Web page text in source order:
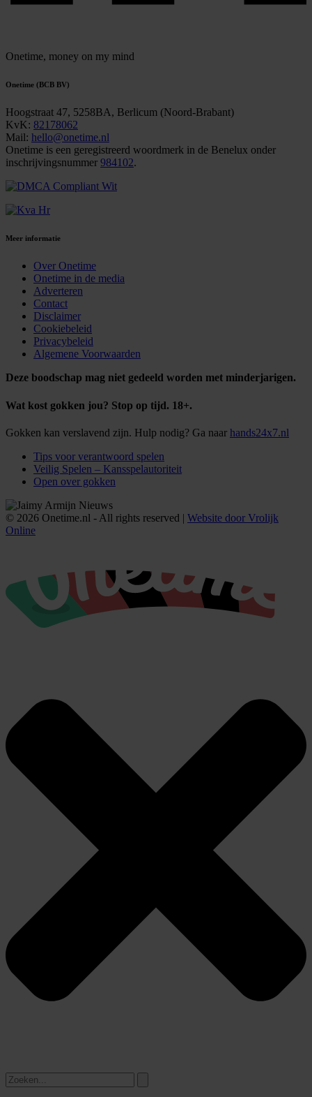
Onetime, money on my mind
Onetime (BCB BV)
Hoogstraat 47, 5258BA, Berlicum (Noord-Brabant)
KvK: 82178062
Mail: hello@onetime.nl
Onetime is een geregistreerd woordmerk in de Benelux onder
inschrijvingsnummer 984102.
Meer informatie
Over Onetime
Onetime in de media
Adverteren
Contact
Disclaimer
Cookiebeleid
Privacybeleid
Algemene Voorwaarden
Deze boodschap mag niet gedeeld worden met minderjarigen.
Wat kost gokken jou? Stop op tijd. 18+.
Gokken kan verslavend zijn. Hulp nodig? Ga naar hands24x7.nl
Tips voor verantwoord spelen
Veilig Spelen – Kansspelautoriteit
Open over gokken
© 2026 Onetime.nl - All rights reserved | Website door Vrolijk
Online